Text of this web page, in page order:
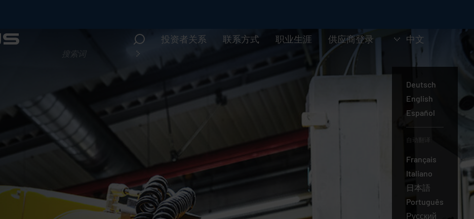
您
投资者关系 联系方式 职业生涯 供应商登录 中文
Deutsch
English
中
文
Español
自动翻译:
Français
Italiano
日本語
Português
Русский